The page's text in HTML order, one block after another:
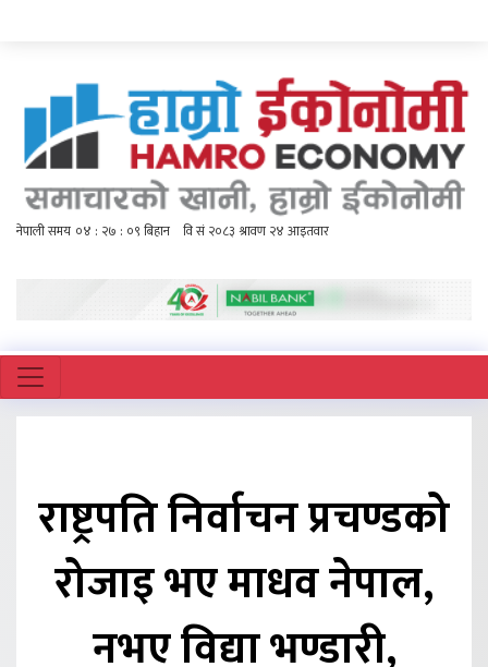
राष्ट्रपति निर्वाचन प्रचण्डको
रोजाइ भए माधव नेपाल,
नभए विद्या भण्डारी,